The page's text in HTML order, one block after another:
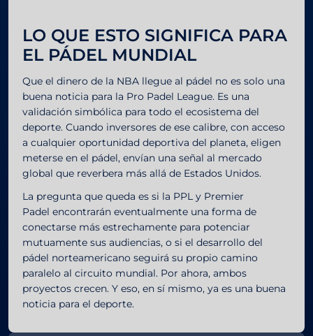
LO QUE ESTO SIGNIFICA PARA
EL PÁDEL MUNDIAL
Que el dinero de la NBA llegue al pádel no es solo una
buena noticia para la Pro Padel League. Es una
validación simbólica para todo el ecosistema del
deporte. Cuando inversores de ese calibre, con acceso
a cualquier oportunidad deportiva del planeta, eligen
meterse en el pádel, envían una señal al mercado
global que reverbera más allá de Estados Unidos.
La pregunta que queda es si la PPL y Premier
Padel encontrarán eventualmente una forma de
conectarse más estrechamente para potenciar
mutuamente sus audiencias, o si el desarrollo del
pádel norteamericano seguirá su propio camino
paralelo al circuito mundial. Por ahora, ambos
proyectos crecen. Y eso, en sí mismo, ya es una buena
noticia para el deporte.